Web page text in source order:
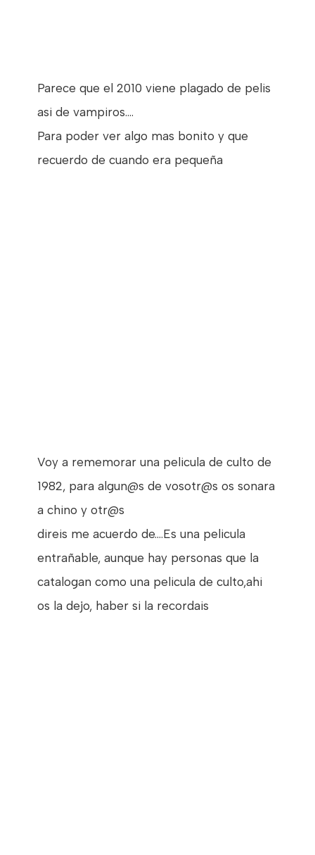
Parece que el 2010 viene plagado de pelis
asi de vampiros....
Para poder ver algo mas bonito y que
recuerdo de cuando era pequeña
Voy a rememorar una pelicula de culto de
1982, para algun@s de vosotr@s os sonara
a chino y otr@s
direis me acuerdo de....Es una pelicula
entrañable, aunque hay personas que la
catalogan como una pelicula de culto,ahi
os la dejo, haber si la recordais